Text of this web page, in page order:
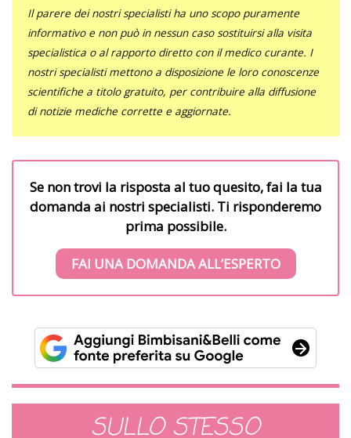
Il parere dei nostri specialisti ha uno scopo puramente
informativo e non può in nessun caso sostituirsi alla visita
specialistica o al rapporto diretto con il medico curante. I
nostri specialisti mettono a disposizione le loro conoscenze
scientifiche a titolo gratuito, per contribuire alla diffusione
di notizie mediche corrette e aggiornate.
Se non trovi la risposta al tuo quesito, fai la tua
domanda ai nostri specialisti. Ti risponderemo
prima possibile.
FAI UNA DOMANDA ALL’ESPERTO
SULLO STESSO